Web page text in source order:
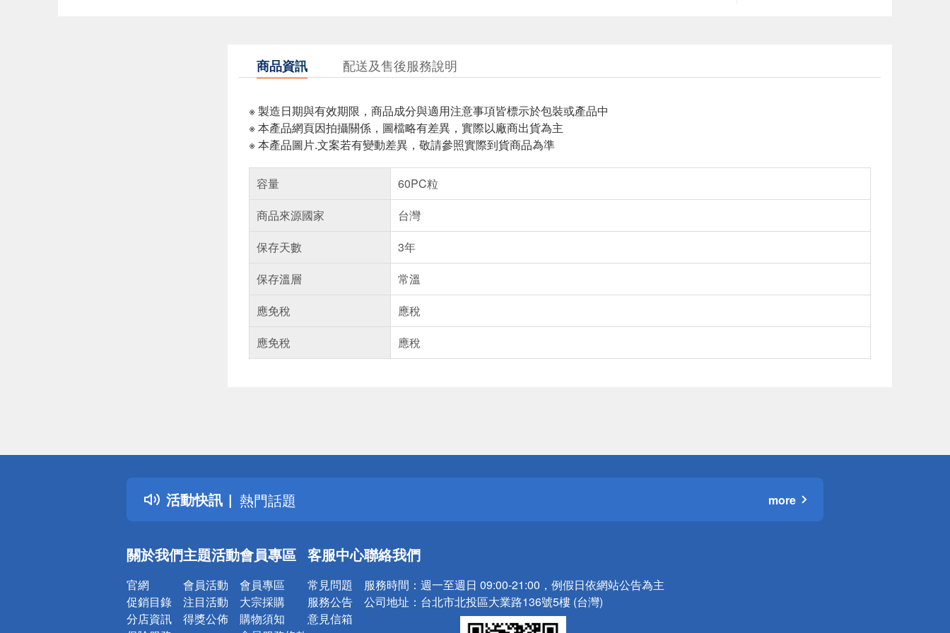
商品資訊 配送及售後服務說明
※ 製造日期與有效期限，商品成分與適用注意事項皆標示於包裝或產品中
※ 本產品網頁因拍攝關係，圖檔略有差異，實際以廠商出貨為主
※ 本產品圖片.文案若有變動差異，敬請參照實際到貨商品為準
容量
60PC粒
商品來源國家
台灣
保存天數
3年
保存溫層
常溫
應免稅
應稅
應免稅
應稅
活動快訊
詐騙網頁！請小心！
得獎公告
熱門話題
銀行優惠
詐騙網頁！請小心！
more
關於我們
官網
促銷目錄
分店資訊
主題活動
會員活動
注目活動
得獎公佈
會員專區
會員專區
大宗採購
購物須知
客服中心
常見問題
服務公告
意見信箱
聯絡我們
服務時間： 週一至週日 09:00-21:00，例假日依網站公告為主
公司地址： 台北市北投區大業路136號5樓 (台灣)